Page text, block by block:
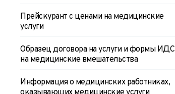
Прейскурант с ценами на медицинские
услуги
Образец договора на услуги и формы ИДС
на медицинские вмешательства
Информация о медицинских работниках,